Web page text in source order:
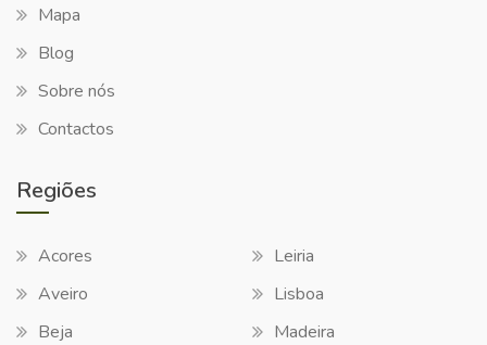
Mapa
Blog
Sobre nós
Contactos
Regiões
Acores
Aveiro
Beja
Leiria
Lisboa
Madeira